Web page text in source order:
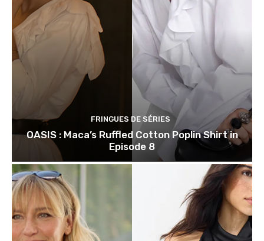
FRINGUES DE SÉRIES
OASIS : Maca’s Ruffled Cotton Poplin Shirt in
Episode 8